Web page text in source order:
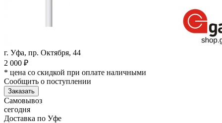
г. Уфа, пр. Октября, 44
2 000 ₽
* цена со скидкой при оплате наличными
Сообщить о поступлении
Заказать
Самовывоз
сегодня
Доставка по Уфе